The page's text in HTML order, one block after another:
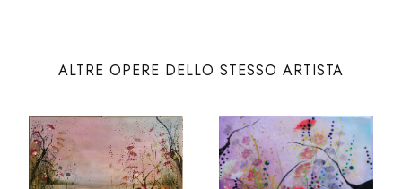
ALTRE OPERE DELLO STESSO ARTISTA